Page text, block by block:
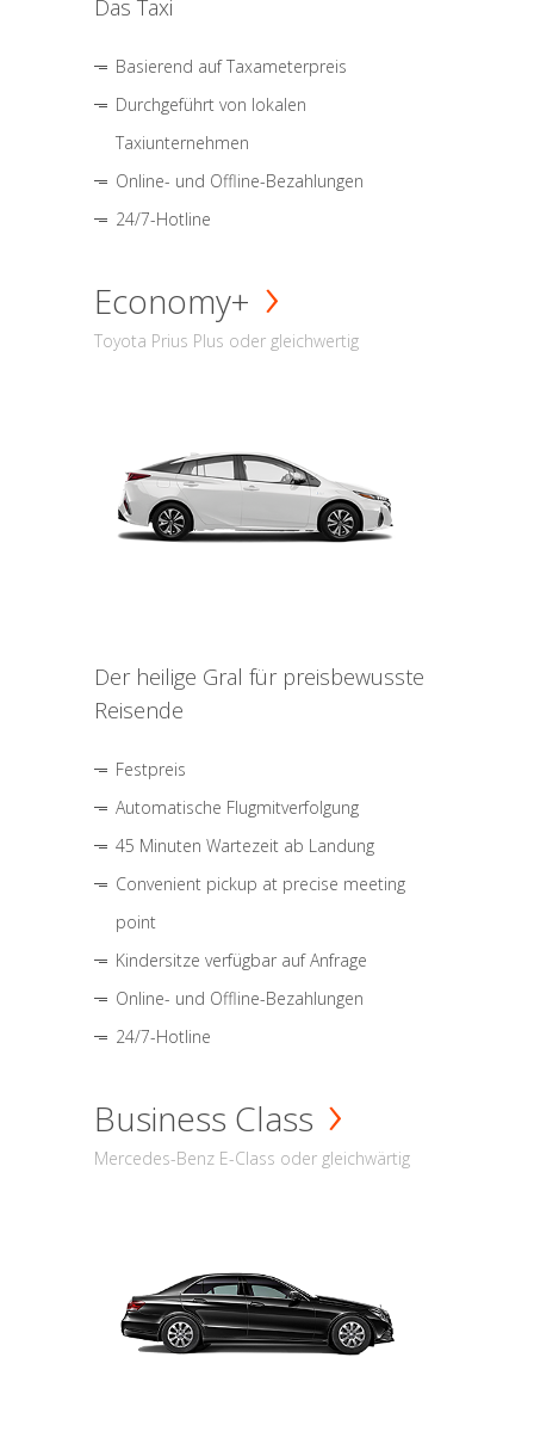
Das Taxi
Basierend auf Taxameterpreis
Durchgeführt von lokalen
Taxiunternehmen
Online- und Offline-Bezahlungen
24/7-Hotline
Economy+
Toyota Prius Plus oder gleichwertig
Der heilige Gral für preisbewusste
Reisende
Festpreis
Automatische Flugmitverfolgung
45 Minuten Wartezeit ab Landung
Convenient pickup at precise meeting
point
Kindersitze verfügbar auf Anfrage
Online- und Offline-Bezahlungen
24/7-Hotline
Business Class
Mercedes-Benz E-Class oder gleichwärtig